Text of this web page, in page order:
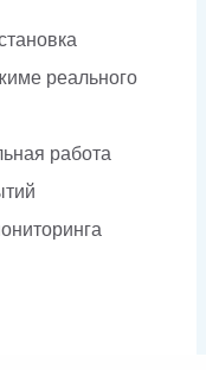
реального
работа